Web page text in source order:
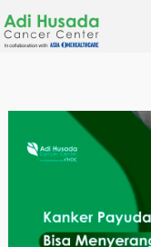
to